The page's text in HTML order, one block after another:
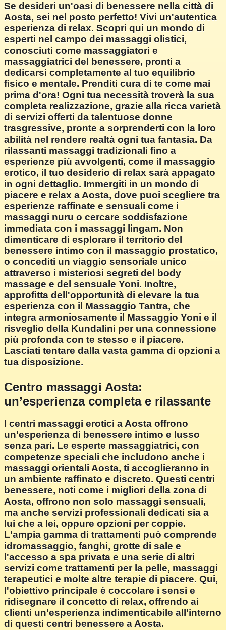
Se desideri un'oasi di benessere nella città di
Aosta, sei nel posto perfetto! Vivi un'autentica
esperienza di relax. Scopri qui un mondo di
esperti nel campo dei massaggi olistici,
conosciuti come massaggiatori e
massaggiatrici del benessere, pronti a
dedicarsi completamente al tuo equilibrio
fisico e mentale. Prenditi cura di te come mai
prima d'ora! Ogni tua necessità troverà la sua
completa realizzazione, grazie alla ricca varietà
di servizi offerti da talentuose donne
trasgressive, pronte a sorprenderti con la loro
abilità nel rendere realtà ogni tua fantasia. Da
rilassanti massaggi tradizionali fino a
esperienze più avvolgenti, come il massaggio
erotico, il tuo desiderio di relax sarà appagato
in ogni dettaglio. Immergiti in un mondo di
piacere e relax a Aosta, dove puoi scegliere tra
esperienze raffinate e sensuali come i
massaggi nuru o cercare soddisfazione
immediata con i massaggi lingam. Non
dimenticare di esplorare il territorio del
benessere intimo con il massaggio prostatico,
o concediti un viaggio sensoriale unico
attraverso i misteriosi segreti del body
massage e del sensuale Yoni. Inoltre,
approfitta dell'opportunità di elevare la tua
esperienza con il Massaggio Tantra, che
integra armoniosamente il Massaggio Yoni e il
risveglio della Kundalini per una connessione
più profonda con te stesso e il piacere.
Lasciati tentare dalla vasta gamma di opzioni a
tua disposizione.
Centro massaggi Aosta:
un’esperienza completa e rilassante
I centri massaggi erotici a Aosta offrono
un'esperienza di benessere intimo e lusso
senza pari. Le esperte massaggiatrici, con
competenze speciali che includono anche i
massaggi orientali Aosta, ti accoglieranno in
un ambiente raffinato e discreto. Questi centri
benessere, noti come i migliori della zona di
Aosta, offrono non solo massaggi sensuali,
ma anche servizi professionali dedicati sia a
lui che a lei, oppure opzioni per coppie.
L'ampia gamma di trattamenti può comprende
idromassaggio, fanghi, grotte di sale e
l'accesso a spa privata e una serie di altri
servizi come trattamenti per la pelle, massaggi
terapeutici e molte altre terapie di piacere. Qui,
l'obiettivo principale è coccolare i sensi e
ridisegnare il concetto di relax, offrendo ai
clienti un'esperienza indimenticabile all'interno
di questi centri benessere a Aosta.